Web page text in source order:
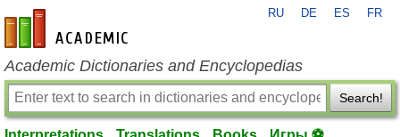
en-academic.com
RU DE ES FR
Academic Dictionaries and Encyclopedias
Search!